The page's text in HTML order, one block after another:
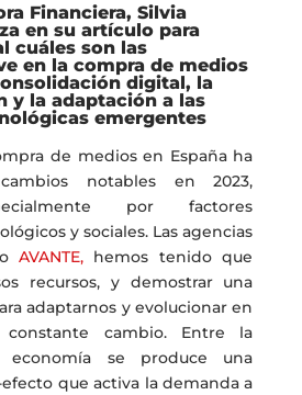
Financiera, Silvia
en su artículo para
cuáles son las
en la compra de medios
digital, la
y la adaptación a las
emergentes
de medios en España ha
notables en 2023,
por factores
y sociales. Las agencias
AVANTE, hemos tenido que
recursos, y demostrar una
adaptarnos y evolucionar en
cambio. Entre la
se produce una
que activa la demanda a